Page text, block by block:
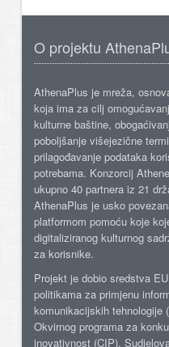
O projektu
AthenaPlus je mreža,
koja ima za cilj
kulturne baštine,
poboljšanje višejezične
prilagođavanje podataka
potrebama. Konzorcij
ukupno 40 partnera iz 21
AthenaPlus je usko
platformom pomoću koje
digitaliziranog kulturnog
za korisnike.
Projekt je dobio sredstva
politikama za primjenu
komunikacijskih tehnologije
Okvirnog programa za
inovativnost (CIP).